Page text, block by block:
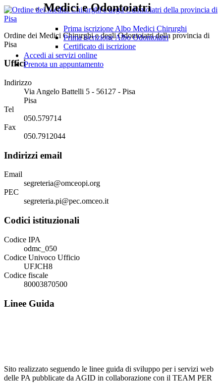
Medici e Odontoiatri
Prima iscrizione Albo Medici Chirurghi
Prima iscrizione Albo Odontoiatri
Certificato di iscrizione
Accedi ai servizi online
Prenota un appuntamento
Ordine dei Medici Chirurghi e degli Odontoiatri della provincia di
Pisa
Uffici
Indirizzo
Via Angelo Battelli 5 - 56127 - Pisa
Pisa
Tel
050.579714
Fax
050.7912044
Indirizzi email
Email
segreteria@omceopi.org
PEC
segreteria.pi@pec.omceo.it
Codici istituzionali
Codice IPA
odmc_050
Codice Univoco Ufficio
UFJCH8
Codice fiscale
80003870500
Linee Guida
Sito realizzato seguendo le linee guida di sviluppo per i servizi web
delle PA pubblicate da AGID in collaborazione con il TEAM PER